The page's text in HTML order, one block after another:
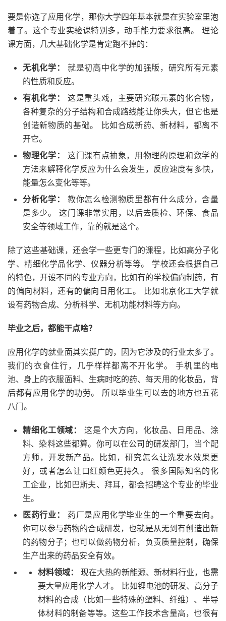
要是你选了应用化学，那你大学四年基本就是在实验室里泡
着了。这个专业实验课特别多，动手能力要求很高。 理论
课方面，几大基础化学是肯定跑不掉的：
无机化学：
就是初高中化学的加强版，研究所有元素
的性质和反应。
有机化学：
这是重头戏，主要研究碳元素的化合物，
各种复杂的分子结构和合成路线能让你头大，但它也是
创造新物质的基础。 比如合成新药、新材料，都离不
开它。
物理化学：
这门课有点抽象，用物理的原理和数学的
方法来解释化学反应为什么会发生，反应速度有多快，
能量怎么变化等等。
分析化学：
教你怎么检测物质里都有什么成分，含量
是多少。 这门课非常实用，以后去质检、环保、食品
安全等领域工作，靠的就是这个。
除了这些基础课，还会学一些更专门的课程，比如高分子化
学、精细化学品化学、仪器分析等等。 学校还会根据自己
的特色，开设不同的专业方向，比如有的学校偏向制药，有
的偏向材料，还有的偏向日用化工。 比如北京化工大学就
设有药物合成、分析科学、无机功能材料等方向。
毕业之后，都能干点啥？
应用化学的就业面其实挺广的，因为它涉及的行业太多了。
我们的衣食住行，几乎样样都离不开化学。 手机里的电
池、身上的衣服面料、生病时吃的药、每天用的化妆品，背
后都有应用化学的功劳。 所以毕业生可以去的地方也五花
八门。
精细化工领域：
这是个大方向，化妆品、日用品、涂
料、染料这些都算。你可以在公司的研发部门，当个配
方师，开发新产品。比如，研究怎么让洗发水效果更
好，或者怎么让口红颜色更持久。 很多国际知名的化
工企业，比如巴斯夫、拜耳，都会招聘这个专业的毕业
生。
医药行业：
药厂是应用化学毕业生的一个重要去向。
你可以参与药物的合成研发，也就是从无到有创造出新
的药物分子；也可以做药物分析，负责质量控制，确保
生产出来的药品安全有效。
材料领域：
现在大热的新能源、新材料行业，也需
要大量应用化学人才。 比如锂电池的研发、高分子
材料的合成（比如一些特殊的塑料、纤维）、半导
体材料的制备等等。这些工作技术含量高，也很有